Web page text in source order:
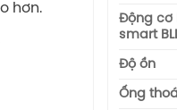
hơn.
Động cơ
smart
Độ ồn
Ống